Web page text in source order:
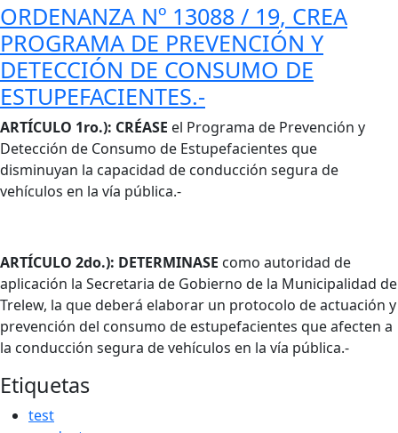
ORDENANZA Nº 13088 / 19, CREA
PROGRAMA DE PREVENCIÓN Y
DETECCIÓN DE CONSUMO DE
ESTUPEFACIENTES.-
Cuerpo
ARTÍCULO 1ro.): CRÉASE el Programa de Prevención y
Detección de Consumo de Estupefacientes que
disminuyan la capacidad de conducción segura de
vehículos en la vía pública.-
ARTÍCULO 2do.): DETERMINASE como autoridad de
aplicación la Secretaria de Gobierno de la Municipalidad de
Trelew, la que deberá elaborar un protocolo de actuación y
prevención del consumo de estupefacientes que afecten a
la conducción segura de vehículos en la vía pública.-
Etiquetas
test